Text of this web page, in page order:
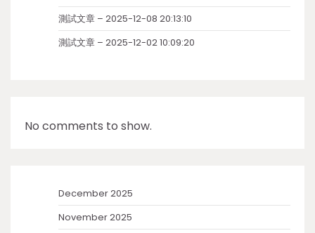
測試文章 – 2025-12-08 20:13:10
測試文章 – 2025-12-02 10:09:20
No comments to show.
December 2025
November 2025